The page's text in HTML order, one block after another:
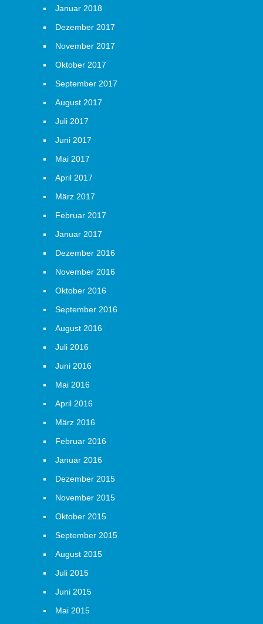
Januar 2018
Dezember 2017
November 2017
Oktober 2017
September 2017
August 2017
Juli 2017
Juni 2017
Mai 2017
April 2017
März 2017
Februar 2017
Januar 2017
Dezember 2016
November 2016
Oktober 2016
September 2016
August 2016
Juli 2016
Juni 2016
Mai 2016
April 2016
März 2016
Februar 2016
Januar 2016
Dezember 2015
November 2015
Oktober 2015
September 2015
August 2015
Juli 2015
Juni 2015
Mai 2015